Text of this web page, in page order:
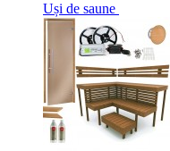
Uși de saune